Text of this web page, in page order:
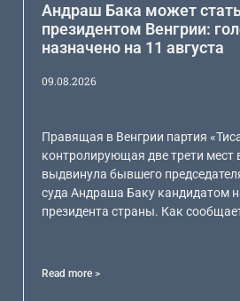
Андраш Бака может
президентом Венгрии:
назначено на 11 августа
09.08.2026
Правящая в Венгрии партия
контролирующая две трети мест
выдвинула бывшего
суда Андраша Баку кандидатом
президента страны. Как
Read more >